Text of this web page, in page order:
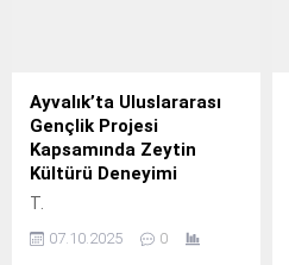
Ayvalık’ta Uluslararası
Gençlik Projesi
Kapsamında Zeytin
Kültürü Deneyimi
T.
07.10.2025 0